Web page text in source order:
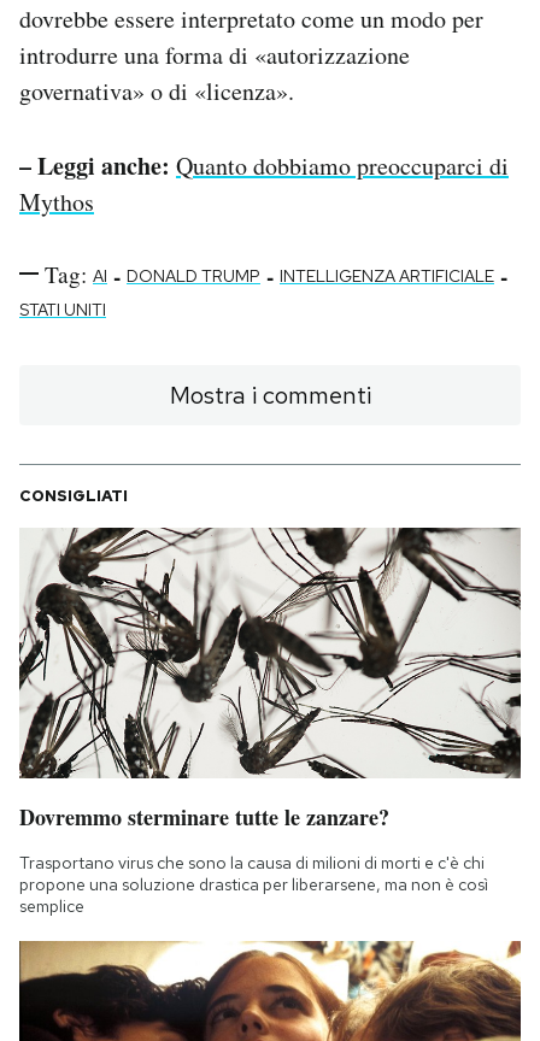
dovrebbe essere interpretato come un modo per
introdurre una forma di «autorizzazione
governativa» o di «licenza».
– Leggi anche: Quanto dobbiamo preoccuparci di
Mythos
Tag: AI - DONALD TRUMP - INTELLIGENZA ARTIFICIALE -
STATI UNITI
Mostra i commenti
CONSIGLIATI
Dovremmo sterminare tutte le zanzare?
Trasportano virus che sono la causa di milioni di morti e c'è chi
propone una soluzione drastica per liberarsene, ma non è così
semplice